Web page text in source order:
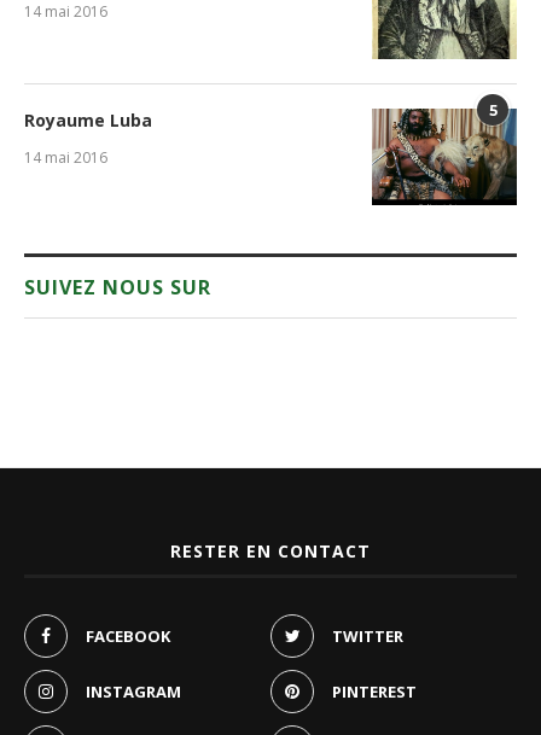
14 mai 2016
5
Royaume Luba
14 mai 2016
SUIVEZ NOUS SUR
RESTER EN CONTACT
FACEBOOK TWITTER
INSTAGRAM PINTEREST